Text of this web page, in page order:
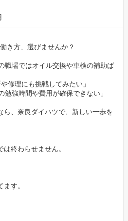
しの良い」社風
んでいるとき、
り「一緒に考えよう」と声をかける
ことに恥じらいを持たないで」とい
が非常に少ないのも当社の特徴で
以来、奈良県内のダイハツ正規ディ
お客様のカーライフを支え続けてき
います。
き方、選びませんか？
職場ではオイル交換や車検の補助ば
修理にも挑戦してみたい」
勉強時間や費用が確保できない」
ら、奈良ダイハツで、新しい一歩を
終わらせません。
す。